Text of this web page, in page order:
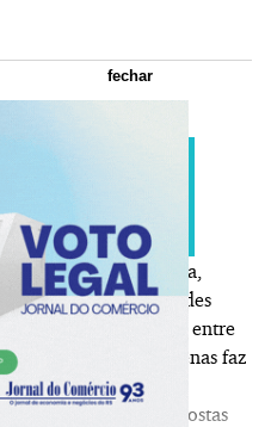
Resiliência,
deixaram de ser virtudes
A distância entre
e quem apenas faz
do que nunca,
como construir respostas
fechar